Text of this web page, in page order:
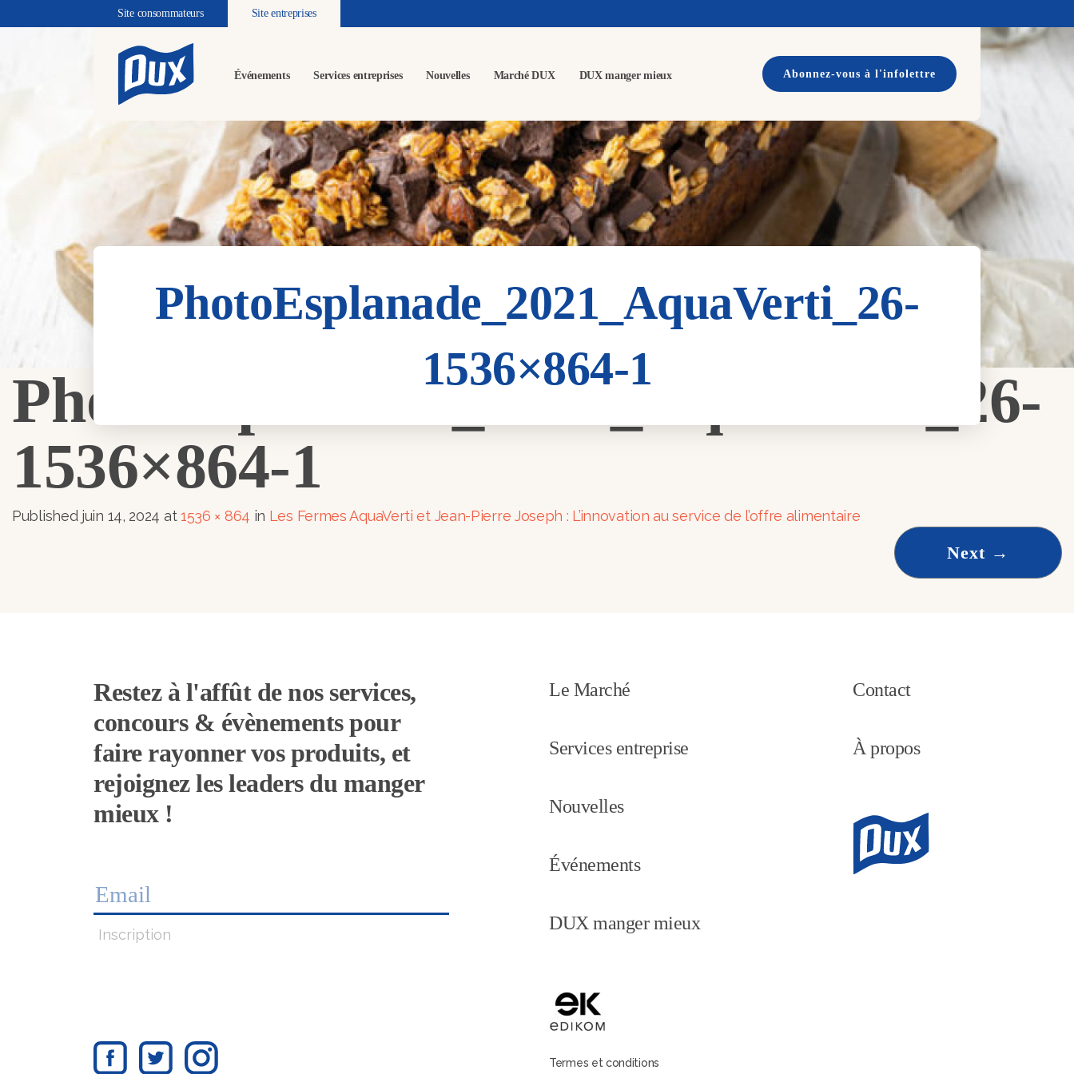
Site consommateurs Site entreprises
Événements Services entreprises Nouvelles Marché DUX DUX manger mieux Abonnez-vous à l'infolettre
PhotoEsplanade_2021_AquaVerti_26-
1536×864-1
PhotoEsplanade_2021_AquaVerti_26-
1536×864-1
Published juin 14, 2024 at1536 × 864 in Les Fermes AquaVerti et Jean-Pierre Joseph : L’innovation au service de l’offre alimentaire
Next →
Restez à l'affût de nos services,
concours & évènements pour
faire rayonner vos produits, et
rejoignez les leaders du manger
mieux !
Inscription
Le Marché
Services entreprise
Nouvelles
Événements
DUX manger mieux
Contact
À propos
Termes et conditions